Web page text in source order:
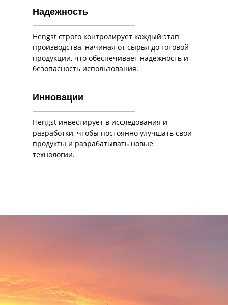
Надежность
Инновации
Hengst строго контролирует каждый этап
производства, начиная от сырья до готовой
продукции, что обеспечивает надежность и
безопасность использования.
Hengst инвестирует в исследования и
разработки, чтобы постоянно улучшать свои
продукты и разрабатывать новые
технологии.